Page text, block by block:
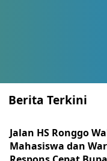
Berita Terkini
Jalan HS Ronggo
Mahasiswa dan